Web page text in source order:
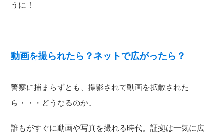
うに！
動画を撮られたら？ネットで広がったら？
警察に捕まらずとも、撮影されて動画を拡散された
ら・・・どうなるのか。
誰もがすぐに動画や写真を撮れる時代。証拠は一気に広